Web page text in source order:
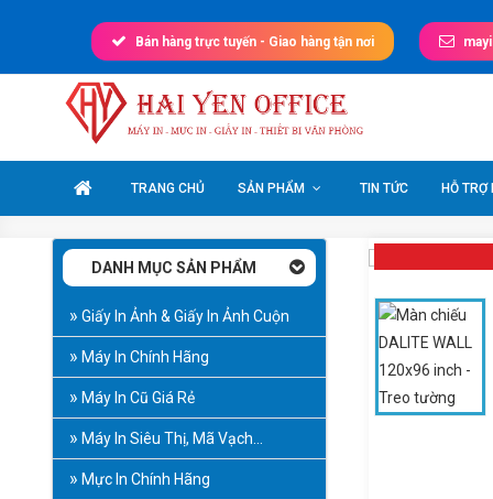
Bán hàng trực tuyến - Giao hàng tận nơi
Máy In Văn Phòng
Giá tốt nhất thị trường
TRANG CHỦ SẢN PHẨM TIN TỨC HỖ
DANH MỤC SẢN PHẨM
Giấy In Ảnh & Giấy In Ảnh Cuộn
Máy In Chính Hãng
Máy In Cũ Giá Rẻ
Máy In Siêu Thị, Mã Vạch…
Mực In Chính Hãng